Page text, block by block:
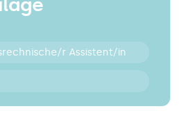
r Assistent/in